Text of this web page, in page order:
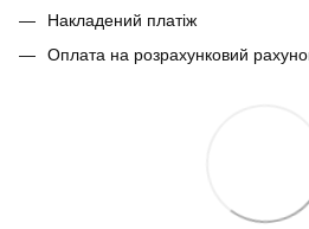
Накладений платіж
Оплата на розрахунковий